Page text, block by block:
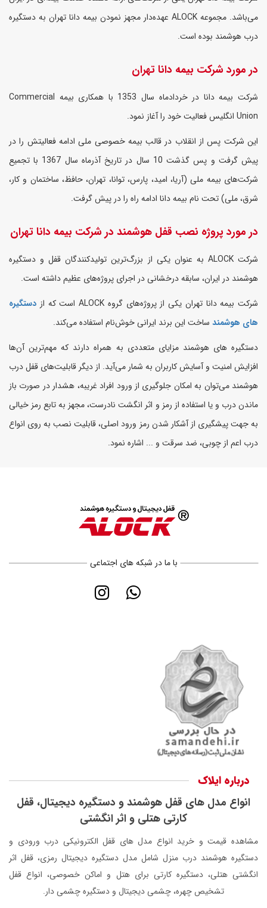
می‌باشد. مجموعه ALOCK عهده‌دار مجهز نمودن بیمه دانا تهران به دستگیره
درب هوشمند بوده است.
در مورد شرکت بیمه دانا تهران
شرکت بیمه دانا در خردادماه سال 1353 با همکاری بیمه
Commercial
Union انگلیس فعالیت خود را آغاز نمود.
این شرکت پس از انقلاب در قالب بیمه خصوصی ملی ادامه فعالیتش را در
پیش گرفت و پس گذشت 10 سال در تاریخ آذرماه سال 1367 با تجمیع
شرکت‌های بیمه ملی (آريا، اميد، پارس، توانا، تهران، حافظ، ساختمان و كار،
شرق، ملی) تحت نام بیمه دانا ادامه راه را در پیش گرفت.
در مورد پروژه نصب قفل هوشمند در شرکت بیمه دانا تهران
شرکتALOCK به عنوان یکی از بزرگ‌ترین تولیدکنندگان قفل و دستگیره
هوشمند در ایران، سابقه درخشانی در اجرای پروژه‌های عظیم داشته است.
شرکت بیمه دانا تهران یکی از پروژه‌های گروه ALOCK است که از دستگیره
های هوشمند ساخت این برند ایرانی خوش‌نام استفاده می‌کند.
دستگیره های هوشمند مزایای متعددی به همراه دارند که مهم‌ترین آن‌ها
افزایش امنیت و آسایش کاربران به شمار می‌آید. از دیگر قابلیت‌های قفل درب
هوشمند می‌توان به امکان جلوگیری از ورود افراد غریبه، هشدار در صورت باز
ماندن درب و یا استفاده از رمز و اثر انگشت نادرست، مجهز به تابع رمز خیالی
به جهت پیشگیری از آشکار شدن رمز ورود اصلی، قابلیت نصب به روی انواع
درب اعم از چوبی، ضد سرقت و ... اشاره نمود.
با ما در شبکه های اجتماعی
درباره ایلاک
انواع مدل های قفل هوشمند و دستگیره دیجیتال، قفل
کارتی هتلی و اثر انگشتی
مشاهده قیمت و خرید انواع مدل های قفل الکترونیکی درب ورودی و
دستگیره هوشمند درب منزل شامل مدل دستگیره دیجیتال رمزی، قفل اثر
انگشتی هتلی، دستگیره کارتی برای هتل و اماکن خصوصی، انواع قفل
تشخیص چهره، چشمی دیجیتال و دستگیره چشمی دار.